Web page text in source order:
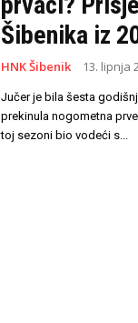
Šibenika iz
HNK Šibenik 13. lipnja
Jučer je bila šesta
prekinula nogometna
toj sezoni bio vodeći s...